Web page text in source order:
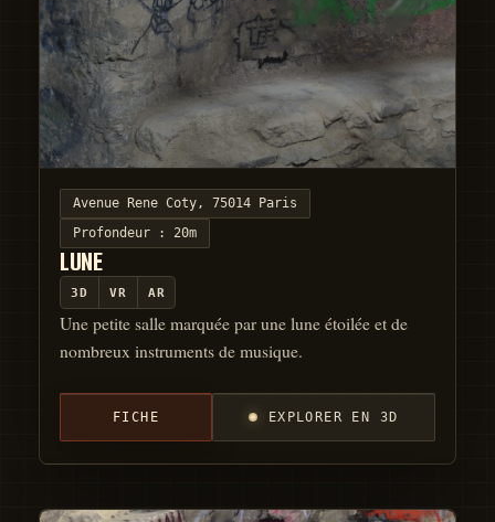
Avenue Rene Coty, 75014 Paris
Profondeur : 20m
LUNE
3D VR AR
Une petite salle marquée par une lune étoilée et de
nombreux instruments de musique.
FICHE EXPLORER EN 3D